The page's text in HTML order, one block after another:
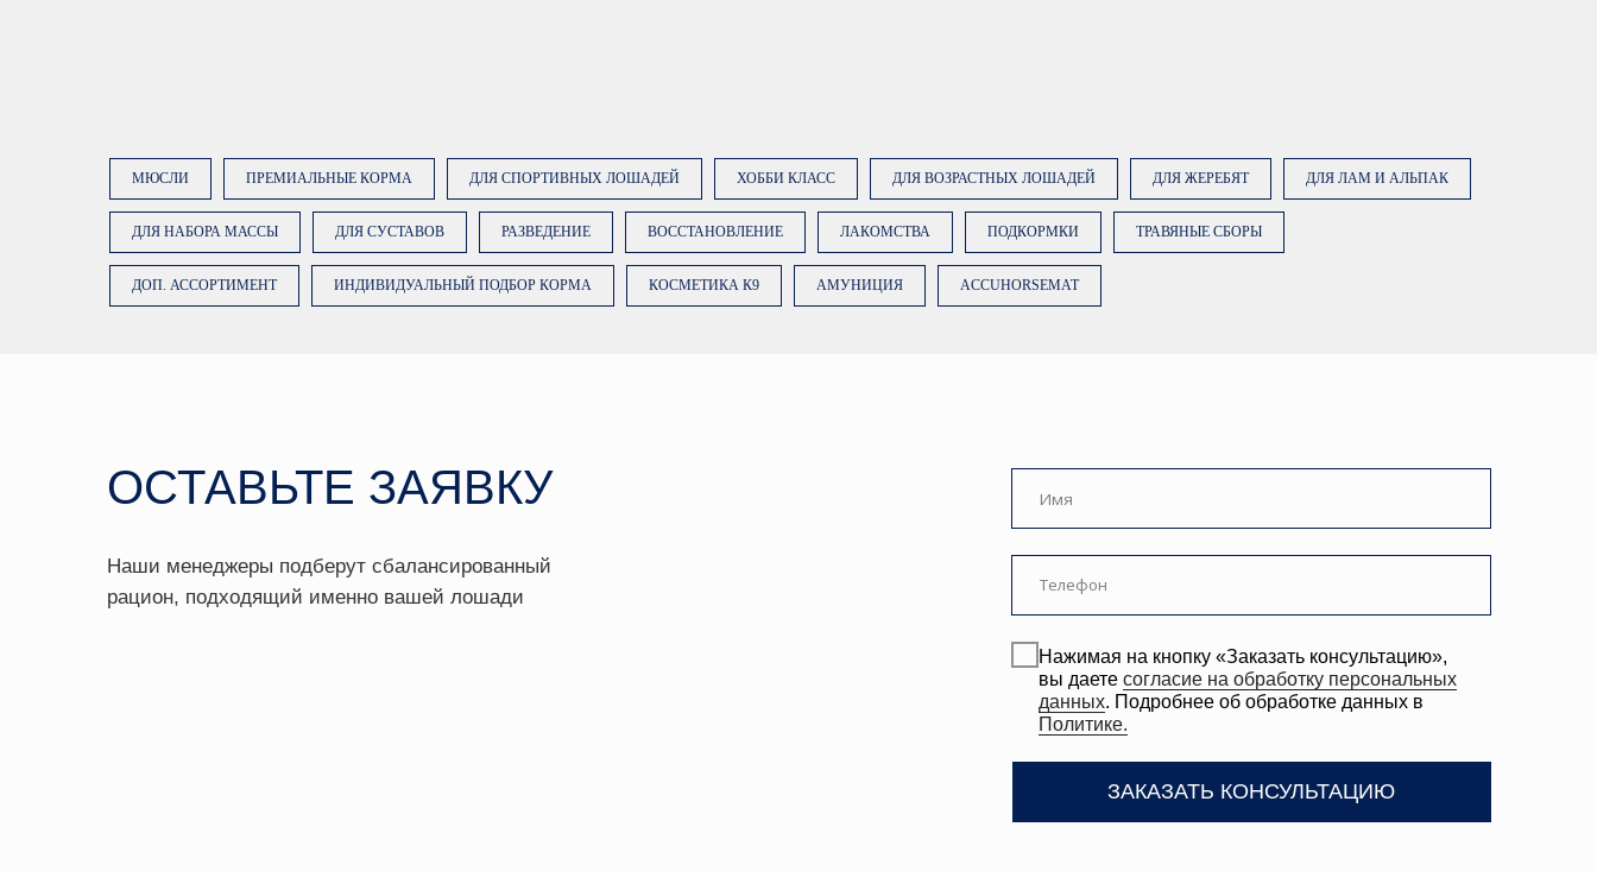
МЮСЛИ ПРЕМИАЛЬНЫЕ КОРМА ДЛЯ СПОРТИВНЫХ ЛОШАДЕЙ ХОББИ КЛАСС ДЛЯ ВОЗРАСТНЫХ ЛОШАДЕЙ ДЛЯ ЖЕРЕБЯТ ДЛЯ ЛАМ И АЛЬПАК
ДЛЯ НАБОРА МАССЫ ДЛЯ СУСТАВОВ РАЗВЕДЕНИЕ ВОССТАНОВЛЕНИЕ ЛАКОМСТВА ПОДКОРМКИ ТРАВЯНЫЕ СБОРЫ
ДОП. АССОРТИМЕНТ ИНДИВИДУАЛЬНЫЙ ПОДБОР КОРМА КОСМЕТИКА К9 АМУНИЦИЯ ACCUHORSEMAT
Наши менеджеры подберут сбалансированный
ОСТАВЬТЕ ЗАЯВКУ